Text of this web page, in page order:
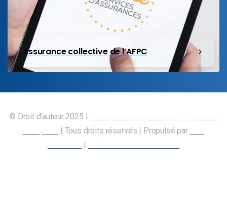
Assurance collective de l’AFPC
© Droit d’auteur 2025 |
| Tous droits réservés | Propulsé par